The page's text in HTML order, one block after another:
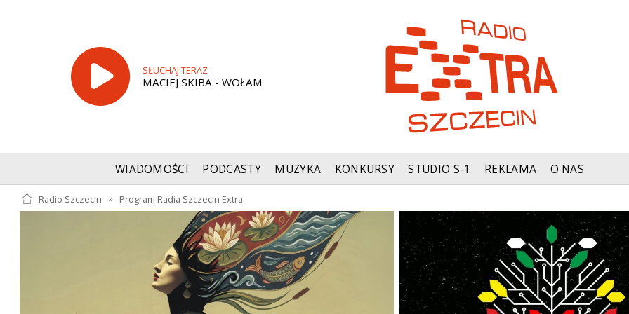
SŁUCHAJ TERAZ
MACIEJ SKIBA - WOŁAM
WIADOMOŚCI PODCASTY MUZYKA KONKURSY STUDIO S-1 REKLAMA O NAS
Radio Szczecin » Program Radia Szczecin Extra